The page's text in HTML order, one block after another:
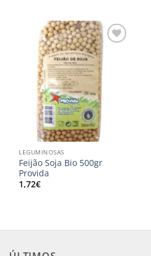
Adicionar
meus
desejos
LEGUMINOSAS
Feijão Soja Bio 500gr
Provida
1,72€